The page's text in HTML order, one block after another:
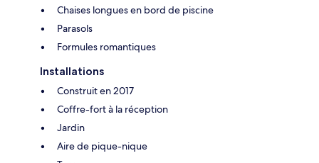
Chaises longues en bord de piscine
Parasols
Formules romantiques
Installations
Construit en 2017
Coffre-fort à la réception
Jardin
Aire de pique-nique